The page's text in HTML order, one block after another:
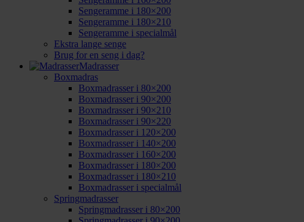
Sengeramme i 180×200
Sengeramme i 180×210
Sengeramme i specialmål
Ekstra lange senge
Brug for en seng i dag?
Madrasser
Boxmadras
Boxmadrasser i 80×200
Boxmadrasser i 90×200
Boxmadrasser i 90×210
Boxmadrasser i 90×220
Boxmadrasser i 120×200
Boxmadrasser i 140×200
Boxmadrasser i 160×200
Boxmadrasser i 180×200
Boxmadrasser i 180×210
Boxmadrasser i specialmål
Springmadrasser
Springmadrasser i 80×200